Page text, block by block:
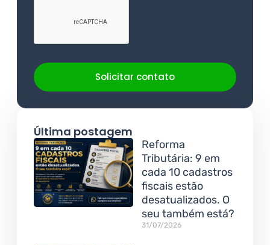
Solicitar contato
Última postagem
Reforma
Tributária: 9 em
cada 10 cadastros
fiscais estão
desatualizados. O
seu também está?
31/07/2026